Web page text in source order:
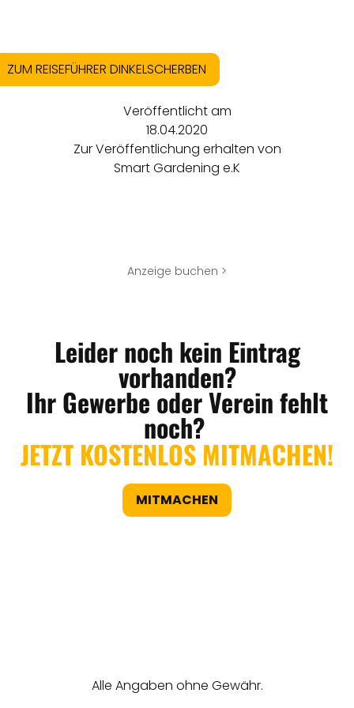
ZUM REISEFÜHRER DINKELSCHERBEN
Veröffentlicht am
18.04.2020
Zur Veröffentlichung erhalten von
Smart Gardening e.K
Anzeige buchen >
Leider noch kein Eintrag
vorhanden?
Ihr Gewerbe oder Verein fehlt
noch?
JETZT KOSTENLOS MITMACHEN!
MITMACHEN